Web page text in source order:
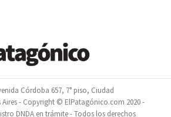
Córdoba 657, 7° piso, Ciudad
- Copyright © ElPatagónico.com 2020 -
DNDA en trámite - Todos los derechos